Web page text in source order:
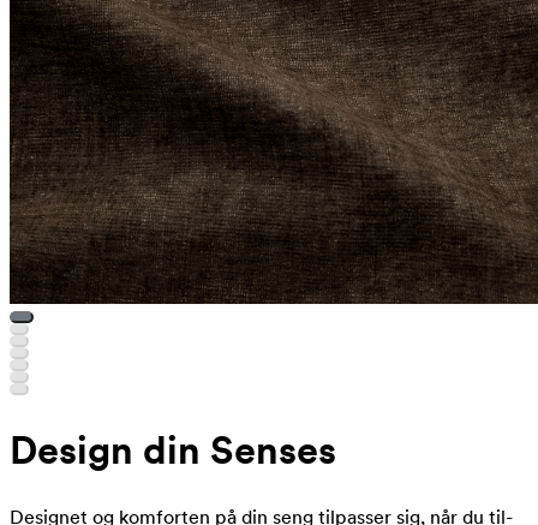
Design din Senses
Designet og komforten på din seng tilpasser sig, når du til-